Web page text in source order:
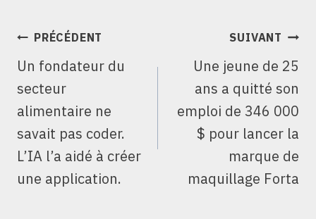
NAVIGATION
L’ARTICLE
PRÉCÉDENT
Un fondateur du
secteur
alimentaire ne
savait pas coder.
L’IA l’a aidé à créer
une application.
SUIVANT
Une jeune de 25
ans a quitté son
emploi de 346 000
$ pour lancer la
marque de
maquillage Forta